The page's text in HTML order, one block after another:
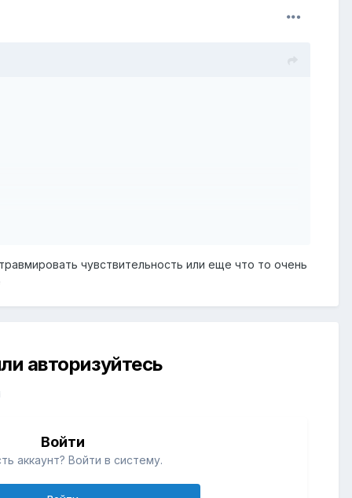
спортом.
в ванной. Экстендер в основном приходится
или это норма?
чувствительность или еще что то очень
авторизуйтесь
Войти
аккаунт? Войти в систему.